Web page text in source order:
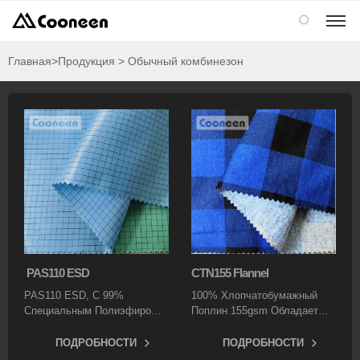

Главная>Продукция > Обычный комбинезон
PAS110 ESD
PAS110 ESD, С 99%
Специальным Полиэфиром,
Углеродного Волокна,
ПОДРОБНОСТИ
CTN155 Flannel
100% Хлопчатобумажный
Поплин 155gsm Обладает
Способностью И Лучшими
ПОДРОБНОСТИ